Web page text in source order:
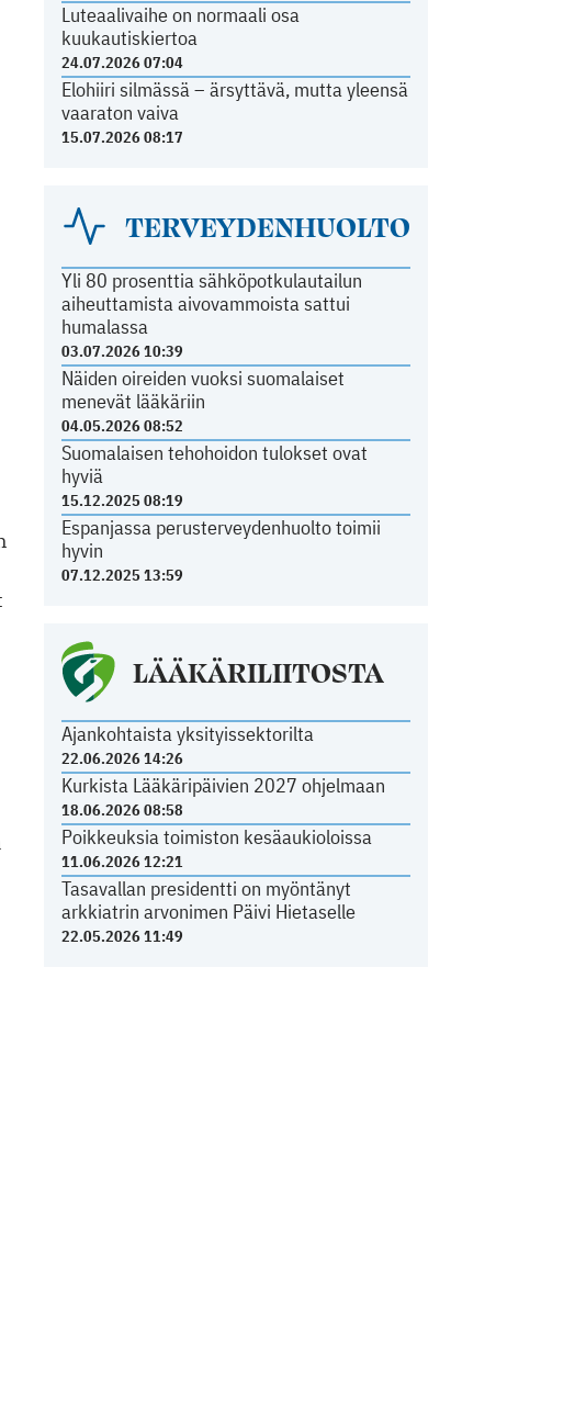
Luteaalivaihe on normaali osa
kuukautiskiertoa
24.07.2026 07:04
Elohiiri silmässä – ärsyttävä, mutta yleensä
vaaraton vaiva
15.07.2026 08:17
TERVEYDENHUOLTO
Yli 80 prosenttia sähköpotkulautailun
aiheuttamista aivovammoista sattui
humalassa
03.07.2026 10:39
Näiden oireiden vuoksi suomalaiset
menevät lääkäriin
04.05.2026 08:52
Suomalaisen tehohoidon tulokset ovat
hyviä
15.12.2025 08:19
Espanjassa perusterveydenhuolto toimii
hyvin
07.12.2025 13:59
LÄÄKÄRILIITOSTA
Ajankohtaista yksityissektorilta
22.06.2026 14:26
Kurkista Lääkäripäivien 2027 ohjelmaan
18.06.2026 08:58
Poikkeuksia toimiston kesäaukioloissa
11.06.2026 12:21
Tasavallan presidentti on myöntänyt
arkkiatrin arvonimen Päivi Hietaselle
22.05.2026 11:49